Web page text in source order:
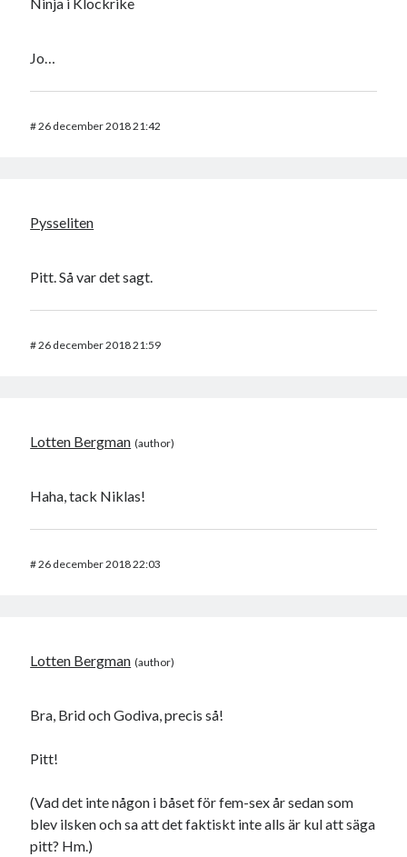
Jo…
#26 december 2018 21:42
Pysseliten
Pitt. Så var det sagt.
#26 december 2018 21:59
Lotten Bergman
Haha, tack Niklas!
#26 december 2018 22:03
Lotten Bergman
Bra, Brid och Godiva, precis så!
Pitt!
(Vad det inte någon i båset för fem-sex år sedan som
blev ilsken och sa att det faktiskt inte alls är kul att säga
pitt? Hm.)